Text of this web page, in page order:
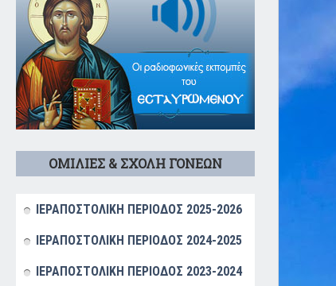
ΟΜΙΛΙΕΣ & ΣΧΟΛΗ ΓΟΝΕΩΝ
ΙΕΡΑΠΟΣΤΟΛΙΚΗ ΠΕΡΙΟΔΟΣ 2025-2026
ΙΕΡΑΠΟΣΤΟΛΙΚΗ ΠΕΡΙΟΔΟΣ 2024-2025
ΙΕΡΑΠΟΣΤΟΛΙΚΗ ΠΕΡΙΟΔΟΣ 2023-2024